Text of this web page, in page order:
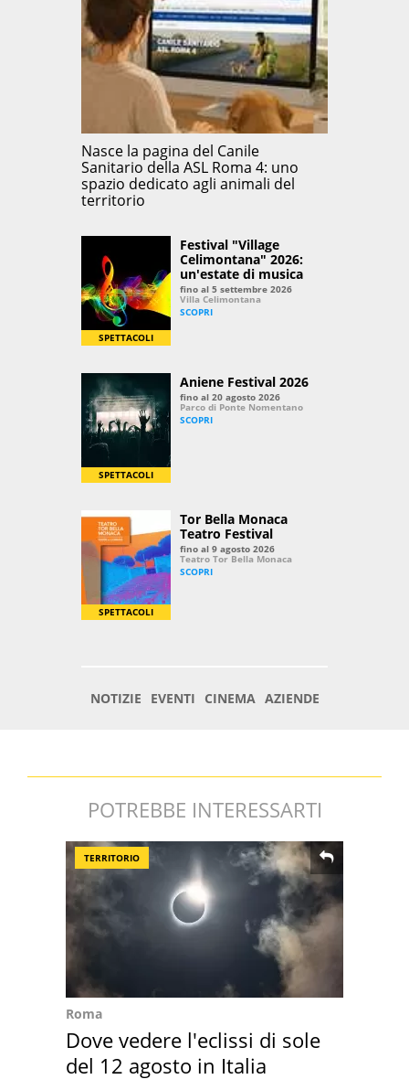
POTREBBE INTERESSARTI
TERRITORIO
Roma
Dove vedere l'eclissi di sole
del 12 agosto in Italia